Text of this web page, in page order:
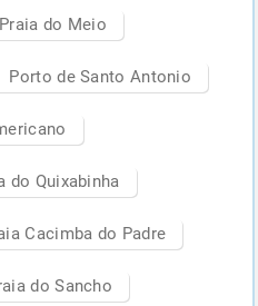
Praia do Meio
Porto de Santo Antonio
do Quixabinha
Cacimba do Padre
do Sancho